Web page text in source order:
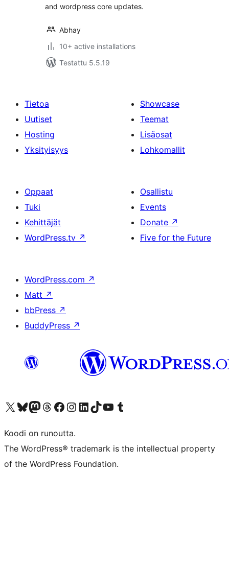
and wordpress core updates.
Abhay
10+ active installations
Testattu 5.5.19
Tietoa
Uutiset
Hosting
Yksityisyys
Showcase
Teemat
Lisäosat
Lohkomallit
Oppaat
Tuki
Kehittäjät
WordPress.tv ↗
Osallistu
Events
Donate ↗
Five for the Future
WordPress.com ↗
Matt ↗
bbPress ↗
BuddyPress ↗
Visit our X (formerly Twitter) account
Visit our Bluesky account
Visit our Mastodon account
Visit our Threads account
Visit our Facebook page
Visit our Instagram account
Visit our LinkedIn account
Visit our TikTok account
Näytä YouTube-kanava
Visit our Tumblr account
Koodi on runoutta.
The WordPress® trademark is the intellectual property
of the WordPress Foundation.